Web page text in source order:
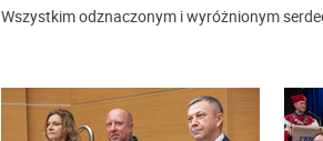
Wszystkim odznaczonym i wyróżnionym